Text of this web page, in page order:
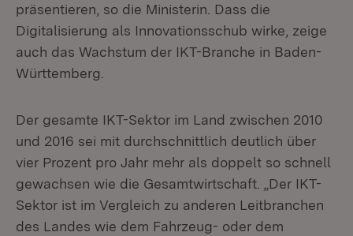
präsentieren, so die Ministerin. Dass die
Digitalisierung als Innovationsschub wirke, zeige
auch das Wachstum der IKT-Branche in Baden-
Württemberg.
Der gesamte IKT-Sektor im Land zwischen 2010
und 2016 sei mit durchschnittlich deutlich über
vier Prozent pro Jahr mehr als doppelt so schnell
gewachsen wie die Gesamtwirtschaft. „Der IKT-
Sektor ist im Vergleich zu anderen Leitbranchen
des Landes wie dem Fahrzeug- oder dem